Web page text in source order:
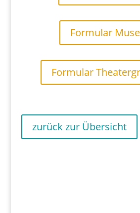
Formular
Formular
zurück zur Übersicht